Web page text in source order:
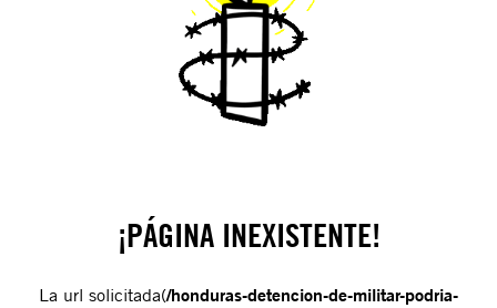
¡PÁGINA INEXISTENTE!
La url solicitada(/honduras-detencion-de-militar-podria-